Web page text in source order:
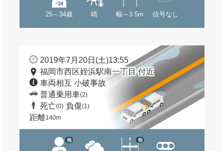
25～34歳 晴 幅～3.5m 信号なし
2019年7月20日(土)13:55
福岡市西区姪浜駅南一丁目 付近
車両相互 小破事故
普通乗用車(2)
死亡(0) 負傷(1)
距離140m
他 他